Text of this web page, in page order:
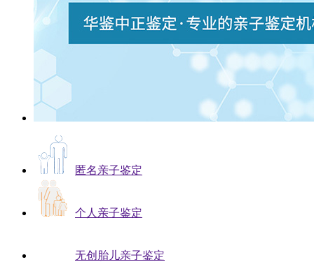
匿名亲子鉴定
个人亲子鉴定
无创胎儿亲子鉴定